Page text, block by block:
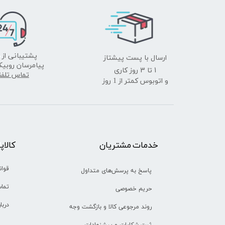
ارسال با پست پیشتاز
​​​​​​​1 تا 3 روز کاری
و اتوبوس کمتر از 1 روز
پشتیبانی
پیامرسان
تماس
خدمات مشتریان
پاسخ به پرسش‌های متداول
حریم خصوصی
روند مرجوعی کالا و بازگشت وجه